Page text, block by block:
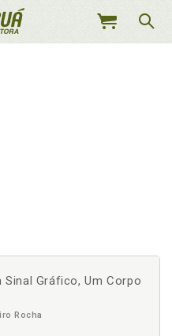
MEU
Sinal Gráfico, Um Corpo
Rocha